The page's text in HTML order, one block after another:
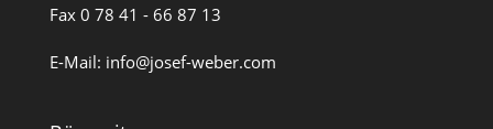
Fax 0 78 41 - 66 87 13
E-Mail: info@josef-weber.com